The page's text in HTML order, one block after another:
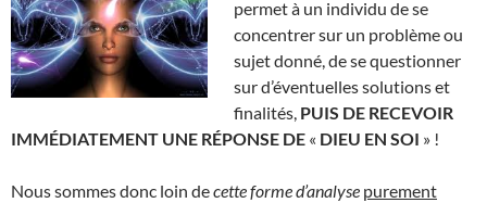
permet à un individu de se
concentrer sur un problème ou
sujet donné, de se questionner
sur d’éventuelles solutions et
finalités, PUIS DE RECEVOIR
IMMÉDIATEMENT UNE RÉPONSE DE « DIEU EN SOI » !
Nous sommes donc loin decette formed’analyse purement